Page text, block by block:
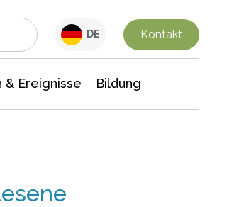
DE Kontakt
& Ereignisse Bildung